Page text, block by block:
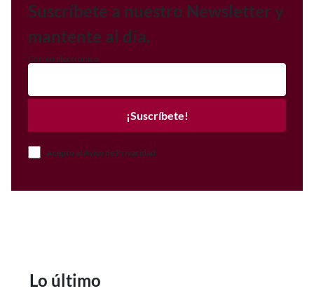
Suscríbete a nuestro Newsletter y
mantente al día.
Correo electrónico
¡Suscríbete!
Acepto el Aviso de Privacidad
Lo último